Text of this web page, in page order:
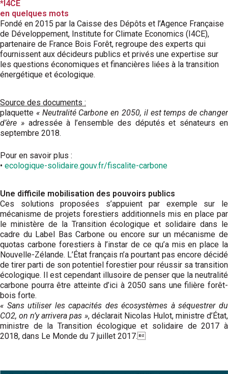
*I4CE
en quelques mots
Fondé en 2015 par la Caisse des Dépôts et l’Agence Française
de Développement, Institute for Climate Economics (I4CE),
partenaire de France Bois Forêt, regroupe des experts qui
fournissent aux décideurs publics et privés une expertise sur
les questions économiques et financières liées à la transition
énergétique et écologique.
Source des documents :
plaquette « Neutralité Carbone en 2050, il est temps de changer
d’ère »adressée à l’ensemble des députés et sénateurs en
septembre 2018.
Pour en savoir plus :
• ecologique-solidaire.gouv.fr/fiscalite-carbone
Une difficile mobilisation des pouvoirs publics
Ces solutions proposées s’appuient par exemple sur le
mécanisme de projets forestiers additionnels mis en place par
le ministère de la Transition écologique et solidaire dans le
cadre du Label Bas Carbone ou encore sur un mécanisme de
quotas carbone forestiers à l’instar de ce qu’a mis en place la
Nouvelle-Zélande. L’État français n’a pourtant pas encore décidé
de tirer parti de son potentiel forestier pour réussir sa transition
écologique. Il est cependant illusoire de penser que la neutralité
carbone pourra être atteinte d’ici à 2050 sans une filière forêt-
bois forte.
« Sans utiliser les capacités des écosystèmes à séquestrer du
CO2, on n’y arrivera pas », déclarait Nicolas Hulot, ministre d’État,
ministre de la Transition écologique et solidaire de 2017 à
2018, dans Le Monde du 7 juillet 2017.